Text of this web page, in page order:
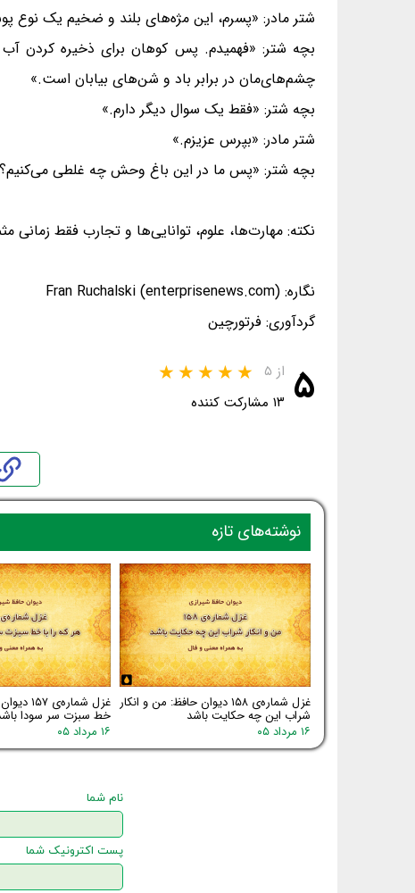
شتر مادر: «پسرم، این مژه‌های بلند و ضخیم یک
بچه شتر: «فهمیدم. پس کوهان برای ذخیره کردن
چشم‌های‌مان در برابر باد و شن‌های بیابان است.»
بچه شتر: «فقط یک سوال دیگر دارم.»
شتر مادر: «بپرس عزیزم.»
بچه شتر: «پس ما در این باغ وحش چه غلطی
نکته: مهارت‌ها، علوم، توانایی‌ها و تجارب فقط
نگاره: Fran Ruchalski (enterprisenews.com)
گردآوری: فرتورچین
۵ از ۵
۱۳ مشارکت کننده
غزل شماره‌ی ۱۵۸ دیوان حافظ: من و انکار
شراب این چه حکایت باشد
۱۶ مرداد ۰۵
غزل
خط سبزت سر سودا
۱۶ مرداد ۰۵
نوشته‌های تازه
نام شما
پست اکترونیک شما